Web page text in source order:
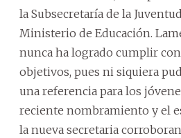
la Subsecretaría de la
Ministerio de Educación.
nunca ha logrado cumplir
objetivos, pues ni siquiera
una referencia para los
reciente nombramiento y el
la nueva secretaria